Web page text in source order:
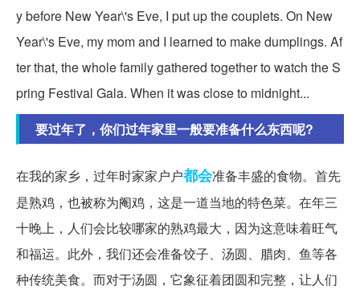
y before New Year\'s Eve, I put up the couplets. On New
Year\'s Eve, my mom and I learned to make dumplings. Af
ter that, the whole family gathered together to watch the S
pring Festival Gala. When it was close to midnight...
要过年了，你们过年家里一般要准备什么东西呢?
在我的家乡，过年时家家户户都会准备丰盛的食物。首先
是熟鸡，也被称为阉鸡，这是一道当地的特色菜。在年三
十晚上，人们会比较哪家的熟鸡最大，因为这意味着旺气
和福运。此外，我们还会准备饺子、汤圆、腊肉、鱼等各
种传统美食。而对于汤圆，它象征着团圆和完整，让人们